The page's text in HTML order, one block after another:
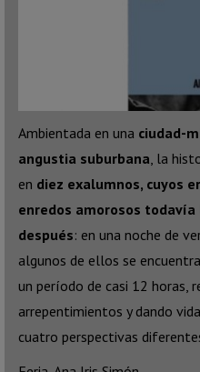
Ambientada en una ciudad-
angustia suburbana , la
en diez exalumnos, cuyos
enredos amorosos
después: en una noche de
algunos de ellos se
un período de casi 12 horas,
arrepentimientos y dando
cuatro perspectivas